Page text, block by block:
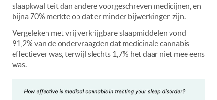
slaapkwaliteit dan andere voorgeschreven medicijnen, en
bijna 70% merkte op dat er minder bijwerkingen zijn.
Vergeleken met vrij verkrijgbare slaapmiddelen vond
91,2% van de ondervraagden dat medicinale cannabis
effectiever was, terwijl slechts 1,7% het daar niet mee eens
was.